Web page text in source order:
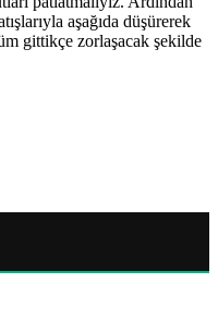
aşağıda düşürerek
gittikçe zorlaşacak şekilde